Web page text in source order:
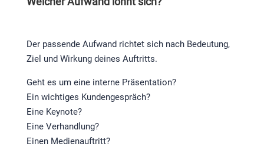
Der passende Aufwand richtet sich nach Bedeutung,
Ziel und Wirkung deines Auftritts.
Geht es um eine interne Präsentation?
Ein wichtiges Kundengespräch?
Eine Keynote?
Eine Verhandlung?
Einen Medienauftritt?